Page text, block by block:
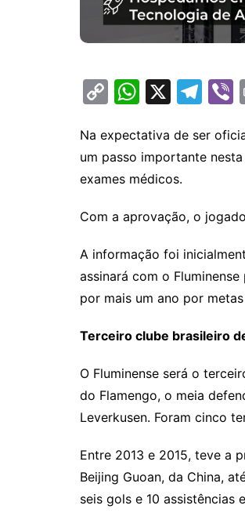
C
p
y
Li
n
W
at
s
A
p
p
X
T
e
gr
m
Na expectativa de ser
um passo importante
exames médicos.
Com a aprovação, o
A informação foi
assinará com o
por mais um ano por
Terceiro clube brasileiro
O Fluminense será o
do Flamengo, o meia
Leverkusen. Foram cinco
Entre 2013 e 2015, teve a
Beijing Guoan, da China,
seis gols e 10 assistências